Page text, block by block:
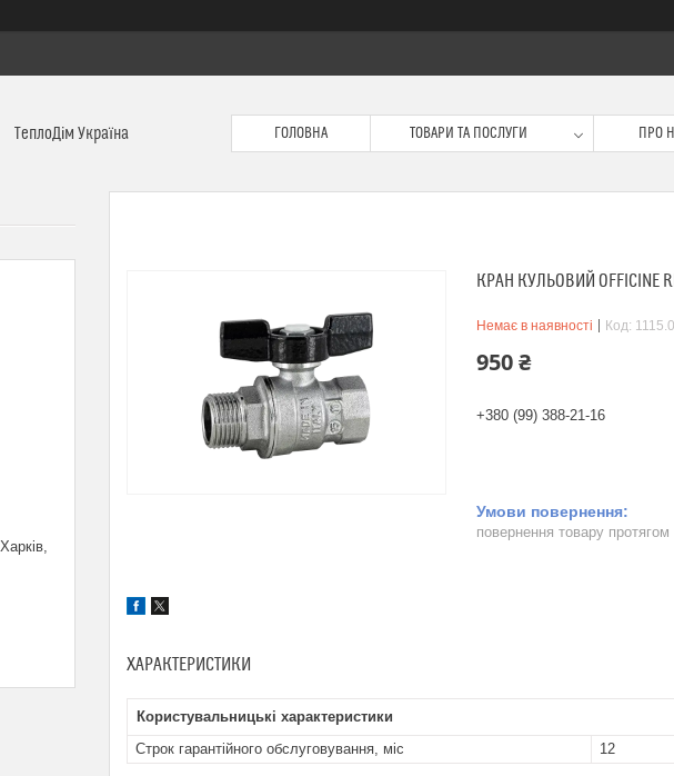
ТеплоДім Україна ГОЛОВНА ТОВАРИ ТА ПОСЛУГИ ПРО
КРАН КУЛЬОВИЙ OFFICINE
Немає в наявності Код:
950 ₴
+380 (99) 388-21-16
повернення товару протягом
ХАРАКТЕРИСТИКИ
Користувальницькі характеристики
Строк гарантійного обслуговування, міс
12